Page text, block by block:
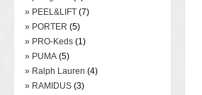
» PEEL&LIFT (7)
» PORTER (5)
» PRO-Keds (1)
» PUMA (5)
» Ralph Lauren (4)
» RAMIDUS (3)